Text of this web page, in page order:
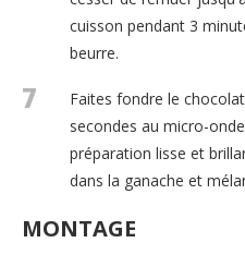
cuisson pendant 3
beurre.
7
Faites fondre le
secondes au micro-
préparation lisse et
dans la ganache et
MONTAGE